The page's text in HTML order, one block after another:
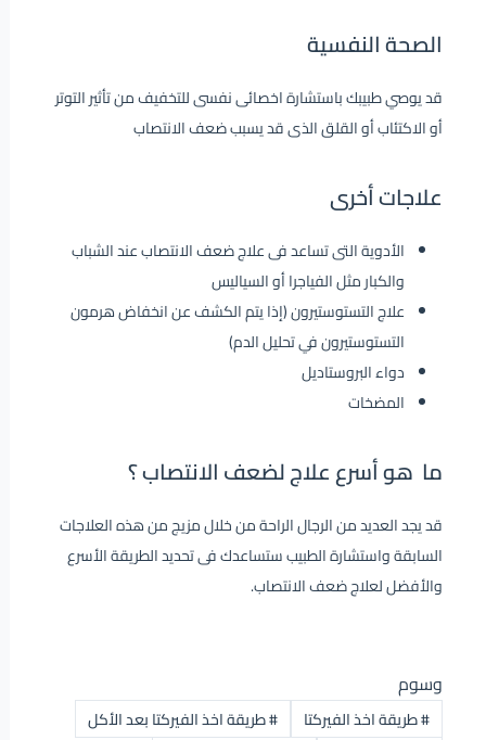
الصحة النفسية
قد يوصي طبيبك باستشارة اخصائى نفسى للتخفيف من تأثير التوتر
أو الاكتئاب أو القلق الذى قد يسبب ضعف الانتصاب
علاجات أخرى
الأدوية التى تساعد فى علاج ضعف الانتصاب عند الشباب
والكبار مثل الفياجرا أو السياليس
علاج التستوستيرون (إذا يتم الكشف عن انخفاض هرمون
التستوستيرون في تحليل الدم)
دواء البروستاديل
المضخات
ما هو أسرع علاج لضعف الانتصاب ؟
قد يجد العديد من الرجال الراحة من خلال مزيج من هذه العلاجات
السابقة واستشارة الطبيب ستساعدك فى تحديد الطريقة الأسرع
والأفضل لعلاج ضعف الانتصاب.
وسوم
#طريقة اخذ الفيركتا #طريقة اخذ الفيركتا بعد الأكل